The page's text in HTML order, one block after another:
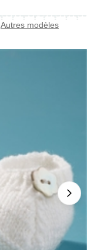
Autres modèles